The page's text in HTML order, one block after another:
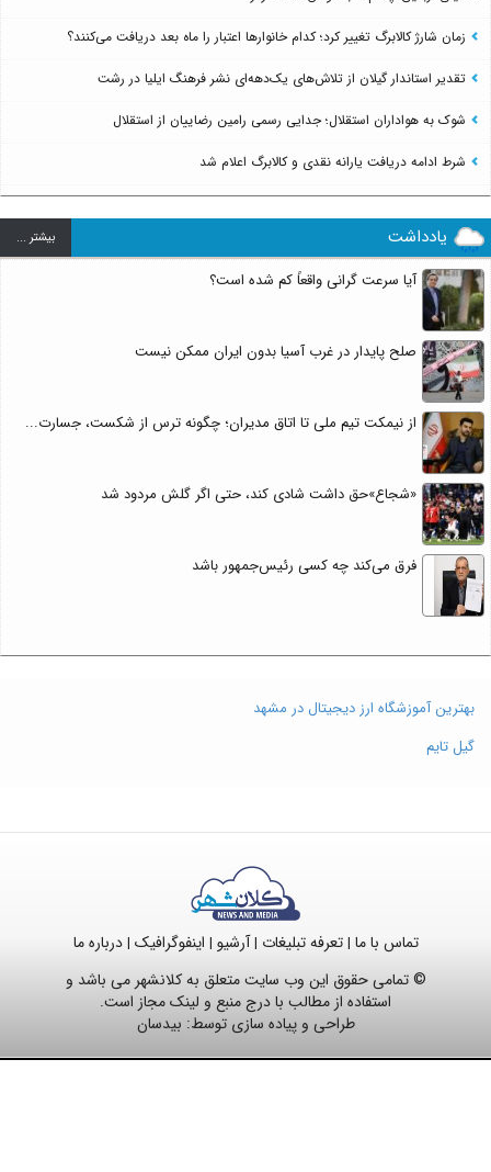
زمان شارژ کالابرگ تغییر کرد؛ کدام خانوارها اعتبار را ماه بعد دریافت می‌کنند؟
تقدیر استاندار گیلان از تلاش‌های یک‌دهه‌ای نشر فرهنگ ایلیا در رشت
شوک به هواداران استقلال؛ جدایی رسمی رامین رضاییان از استقلال
شرط ادامه دریافت یارانه نقدی و کالابرگ اعلام شد
یادداشت بيشتر ...
آیا سرعت گرانی واقعاً کم شده است؟
صلح پایدار در غرب آسیا بدون ایران ممکن نیست
از نیمکت تیم ملی تا اتاق مدیران؛ چگونه ترس از شکست، جسارت...
«شجاع»حق داشت شادی کند، حتی اگر گلش مردود شد
فرق می‌کند چه کسی رئیس‌جمهور باشد
بهترین آموزشگاه ارز دیجیتال در مشهد
گیل تایم
تماس با ما |تعرفه تبلیغات |آرشیو | اینفوگرافیک |درباره ما
© تمامی حقوق این وب سایت متعلق به کلانشهر می باشد و
استفاده از مطالب با درج منبع و لینک مجاز است.
طراحی و پیاده سازی توسط: بیدسان